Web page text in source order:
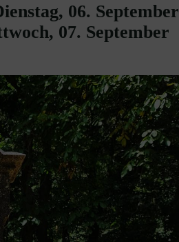
06. September
07. September